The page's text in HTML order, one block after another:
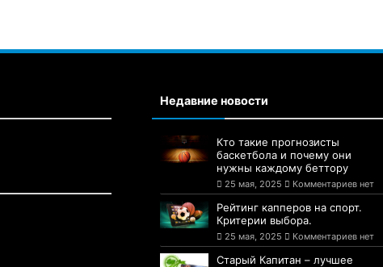
Недавние новости
Кто такие прогнозисты
баскетбола и почему они
нужны каждому беттору
25 мая, 2025 Комментариев нет
Рейтинг капперов на спорт.
Критерии выбора.
25 мая, 2025 Комментариев нет
Старый Капитан – лучшее